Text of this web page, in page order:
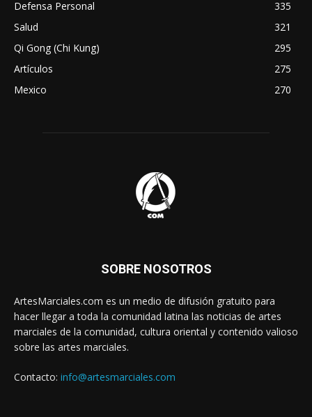
Defensa Personal
335
Salud
321
Qi Gong (Chi Kung)
295
Artículos
275
Mexico
270
SOBRE NOSOTROS
ArtesMarciales.com es un medio de difusión gratuito para
hacer llegar a toda la comunidad latina las noticias de artes
marciales de la comunidad, cultura oriental y contenido valioso
sobre las artes marciales.
Contacto: info@artesmarciales.com